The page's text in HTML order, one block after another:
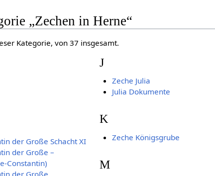
„Zechen in Herne“
Kategorie, von 37 insgesamt.
der Große Schacht XI
der Große –
Constantin)
der Große
J
Zeche Julia
Julia Dokumente
K
Zeche Königsgrube
M